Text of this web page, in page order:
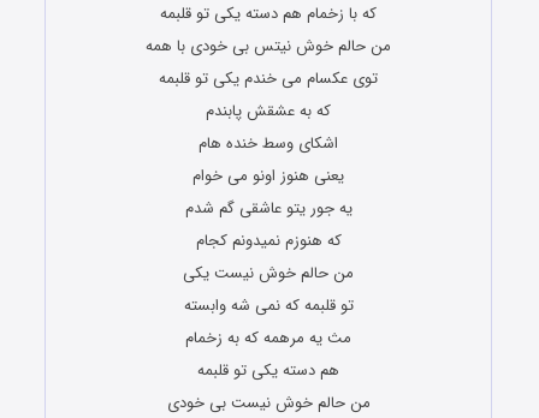
که با زخمام هم دسته یکی تو قلبمه
من حالم خوش نیتس بی خودی با همه
توی عکسام می خندم یکی تو قلبمه
که به عشقش پابندم
اشکای وسط خنده هام
یعنی هنوز اونو می خوام
یه جور یتو عاشقی گم شدم
که هنوزم نمیدونم کجام
من حالم خوش نیست یکی
تو قلبمه که نمی شه وابسته
مث یه مرهمه که به زخمام
هم دسته یکی تو قلبمه
من حالم خوش نیست بی خودی